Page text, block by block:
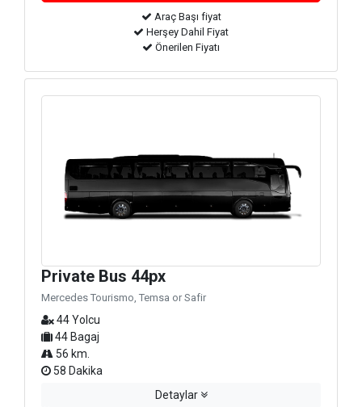
Araç Başı fiyat
Herşey Dahil Fiyat
Önerilen Fiyatı
Private Bus 44px
Mercedes Tourismo, Temsa or Safir
44 Yolcu
44 Bagaj
56 km.
58 Dakika
Detaylar